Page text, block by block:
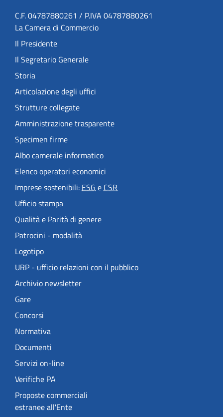
C.F. 04787880261 / P.IVA 04787880261
La Camera di Commercio
Il Presidente
Il Segretario Generale
Storia
Articolazione degli uffici
Strutture collegate
Amministrazione trasparente
Specimen firme
Albo camerale informatico
Elenco operatori economici
Imprese sostenibili:ESGeCSR
Ufficio stampa
Qualità e Parità di genere
Patrocini - modalità
Logotipo
URP - ufficio relazioni con il pubblico
Archivio newsletter
Gare
Concorsi
Normativa
Documenti
Servizi on-line
Verifiche PA
Proposte commerciali
estranee all'Ente